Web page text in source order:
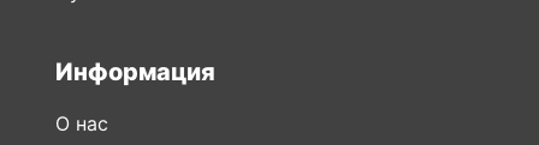
Контакты
Статьи